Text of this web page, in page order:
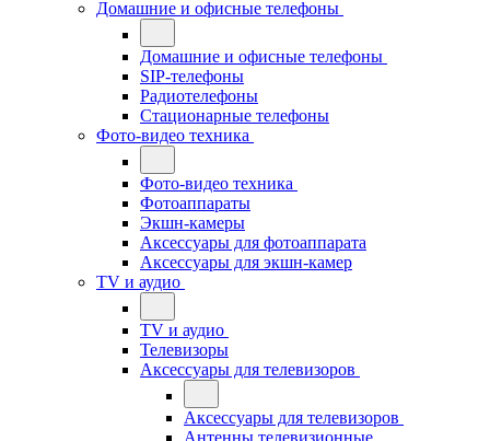
Домашние и офисные телефоны
Домашние и офисные телефоны
SIP-телефоны
Радиотелефоны
Стационарные телефоны
Фото-видео техника
Фото-видео техника
Фотоаппараты
Экшн-камеры
Аксессуары для фотоаппарата
Аксессуары для экшн-камер
TV и аудио
TV и аудио
Телевизоры
Аксессуары для телевизоров
Аксессуары для телевизоров
Антенны телевизионные